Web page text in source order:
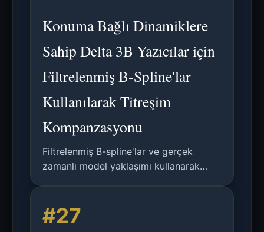
Konuma Bağlı Dinamiklere
Sahip Delta 3B Yazıcılar için
Filtrelenmiş B-Spline'lar
Kullanılarak Titreşim
Kompanzasyonu
Filtrelenmiş B-spline'lar ve gerçek
zamanlı model yaklaşımı kullanarak
kata varan hesaplama hızlanması
sağlanmıştır.
#27